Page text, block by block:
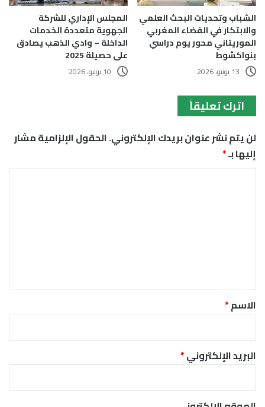
الشباب وتحديات البحث العلمي
والابتكار في الفضاء المغربي
الموريتاني محور يوم دراسي
بنواكشوط
13 يونيو، 2026
المجلس الإداري للشركة
الجهوية متعددة الخدمات
الداخلة – وادي الذهب يصادق
على حصيلة 2025
10 يونيو، 2026
اترك تعليقاً
لن يتم نشر عنوان بريدك الإلكتروني.الحقول الإلزامية مشار
إليها بـ*
*
الاسم*
البريد الإلكتروني*